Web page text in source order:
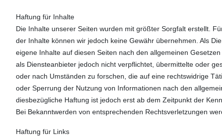
Haftung für Inhalte
Die Inhalte unserer Seiten wurden mit größter Sorgfalt erstellt.
der Inhalte können wir jedoch keine Gewähr übernehmen. Als
eigene Inhalte auf diesen Seiten nach den allgemeinen
als Diensteanbieter jedoch nicht verpflichtet, übermittelte oder
oder nach Umständen zu forschen, die auf eine rechtswidrige
oder Sperrung der Nutzung von Informationen nach den
diesbezügliche Haftung ist jedoch erst ab dem Zeitpunkt der
Bei Bekanntwerden von entsprechenden Rechtsverletzungen
Haftung für Links